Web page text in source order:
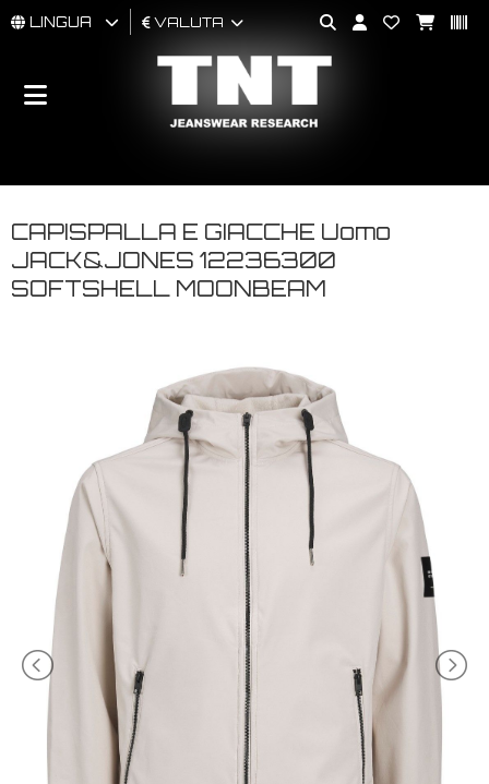
UOMO
BRAND
LINGUA VALUTA
CAPISPALLA E GIACCHE Uomo
JACK&JONES 12236300
SOFTSHELL MOONBEAM